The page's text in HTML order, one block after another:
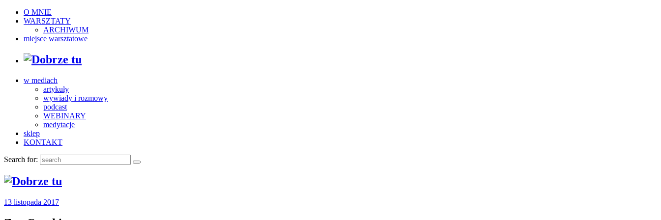
O MNIE
WARSZTATY
ARCHIWUM
miejsce warsztatowe
w mediach
artykuły
wywiady i rozmowy
podcast
WEBINARY
medytacje
sklep
KONTAKT
Search for:
13 listopada 2017